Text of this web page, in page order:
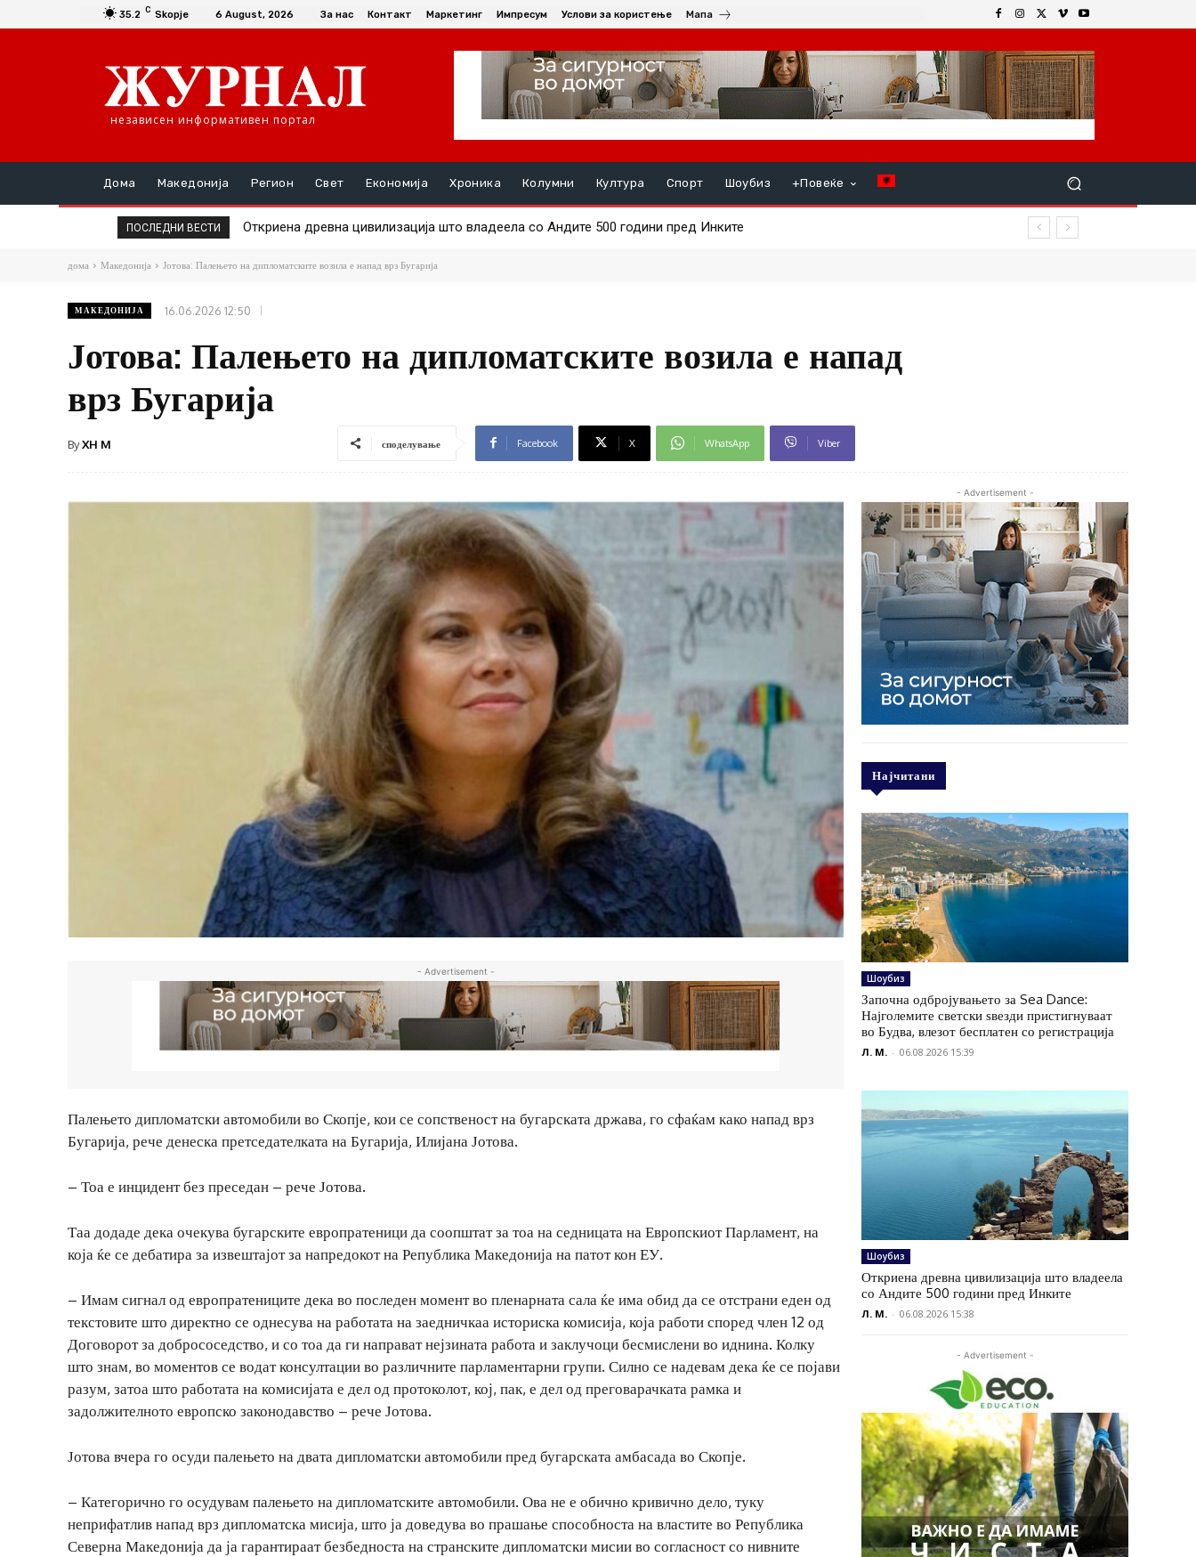
35.2 C Skopje 6 August, 2026 За нас Контакт Маркетинг Импресум Услови за користење Мапа
независен информативен портал
Дома Македонија Регион Свет Економија Хроника Колумни Култура Спорт Шоубиз +Повеќе
ПОСЛЕДНИ ВЕСТИ Откриена древна цивилизација што владеела со Андите 500 години пред Инките
Во Германија, цените на недвижностите стагнираат од почетокот на годината
дома Македонија Јотова: Палењето на дипломатските возила е напад врз Бугарија
МАКЕДОНИЈА 16.06.2026 12:50
Јотова: Палењето на дипломатските возила е напад
врз Бугарија
ByXH M споделување Facebook X WhatsApp Viber
- Advertisement -
Палењето дипломатски автомобили во Скопје, кои се сопственост на бугарската држава, го сфаќам како напад врз
Бугарија, рече денеска претседателката на Бугарија, Илијана Јотова.
– Тоа е инцидент без преседан – рече Јотова.
Таа додаде дека очекува бугарските европратеници да соопштат за тоа на седницата на Европскиот Парламент, на
која ќе се дебатира за извештајот за напредокот на Република Македонија на патот кон ЕУ.
– Имам сигнал од европратениците дека во последен момент во пленарната сала ќе има обид да се отстрани еден од
текстовите што директно се однесува на работата на заедничкаа историска комисија, која работи според член 12 од
Договорот за добрососедство, и со тоа да ги направат нејзината работа и заклучоци бесмислени во иднина. Колку
што знам, во моментов се водат консултации во различните парламентарни групи. Силно се надевам дека ќе се појави
разум, затоа што работата на комисијата е дел од протоколот, кој, пак, е дел од преговарачката рамка и
задолжителното европско законодавство – рече Јотова.
Јотова вчера го осуди палењето на двата дипломатски автомобили пред бугарската амбасада во Скопје.
– Категорично го осудувам палењето на дипломатските автомобили. Ова не е обично кривично дело, туку
неприфатлив напад врз дипломатска мисија, што ја доведува во прашање способноста на властите во Република
Северна Македонија да ја гарантираат безбедноста на странските дипломатски мисии во согласност со нивните
- Advertisement -
Најчитани
Шоубиз
Започна одбројувањето за Sea Dance:
Најголемите светски ѕвезди пристигнуваат
во Будва, влезот бесплатен со регистрација
Л. М. - 06.08.2026 15:39
Шоубиз
Откриена древна цивилизација што владеела
со Андите 500 години пред Инките
Л. М. - 06.08.2026 15:38
- Advertisement -